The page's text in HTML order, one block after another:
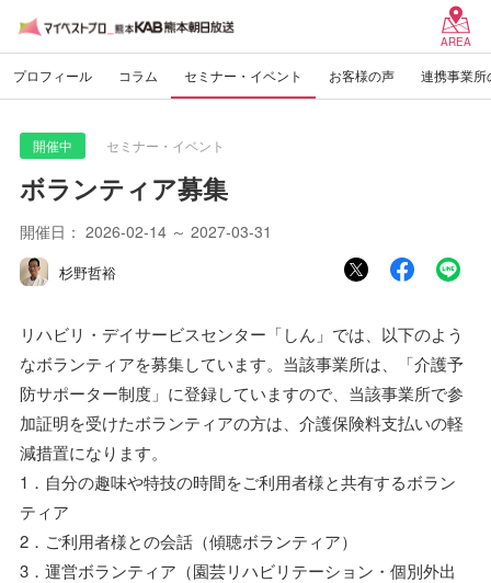
AREA
プロフィール コラム セミナー・イベント お客様の声 連携事業所
開催中 セミナー・イベント
ボランティア募集
開催日： 2026-02-14 ～ 2027-03-31
杉野哲裕
リハビリ・デイサービスセンター「しん」では、以下のよう
なボランティアを募集しています。当該事業所は、「介護予
防サポーター制度」に登録していますので、当該事業所で参
加証明を受けたボランティアの方は、介護保険料支払いの軽
減措置になります。
1．自分の趣味や特技の時間をご利用者様と共有するボラン
ティア
2．ご利用者様との会話（傾聴ボランティア）
3．運営ボランティア（園芸リハビリテーション・個別外出